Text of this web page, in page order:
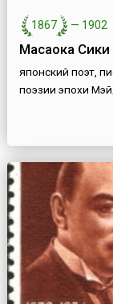
1867 — 1902
Масаока Сики
японский поэт,
поэзии эпохи